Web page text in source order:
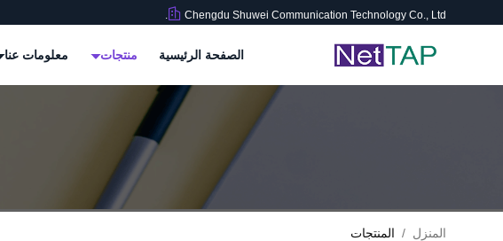
Chengdu Shuwei Communication Technology Co., Ltd.
الصفحة الرئيسية منتجات معلومات عنا
المنزل / المنتجات